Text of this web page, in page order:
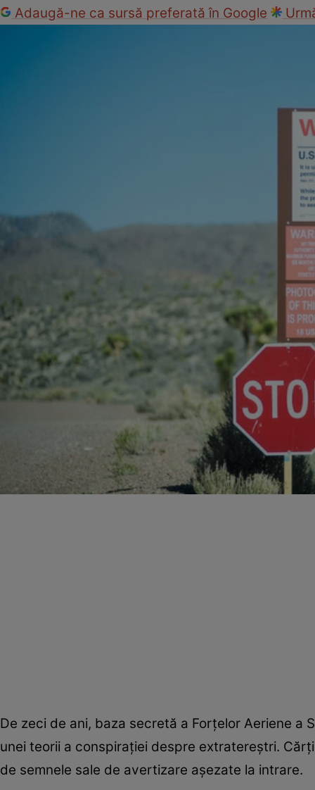
Adaugă-ne ca sursă preferată în Google
De zeci de ani, baza secretă a Forţelor Aeriene a
unei teorii a conspiraţiei despre extratereştri.
de semnele sale de avertizare aşezate la intrare.